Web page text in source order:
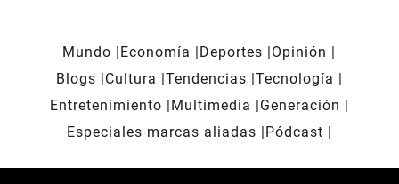
Mundo Economía Deportes
Opinión
Blogs
Cultura Tendencias Tecnología
Entretenimiento
Multimedia
Generación
Especiales marcas aliadas
Pódcast